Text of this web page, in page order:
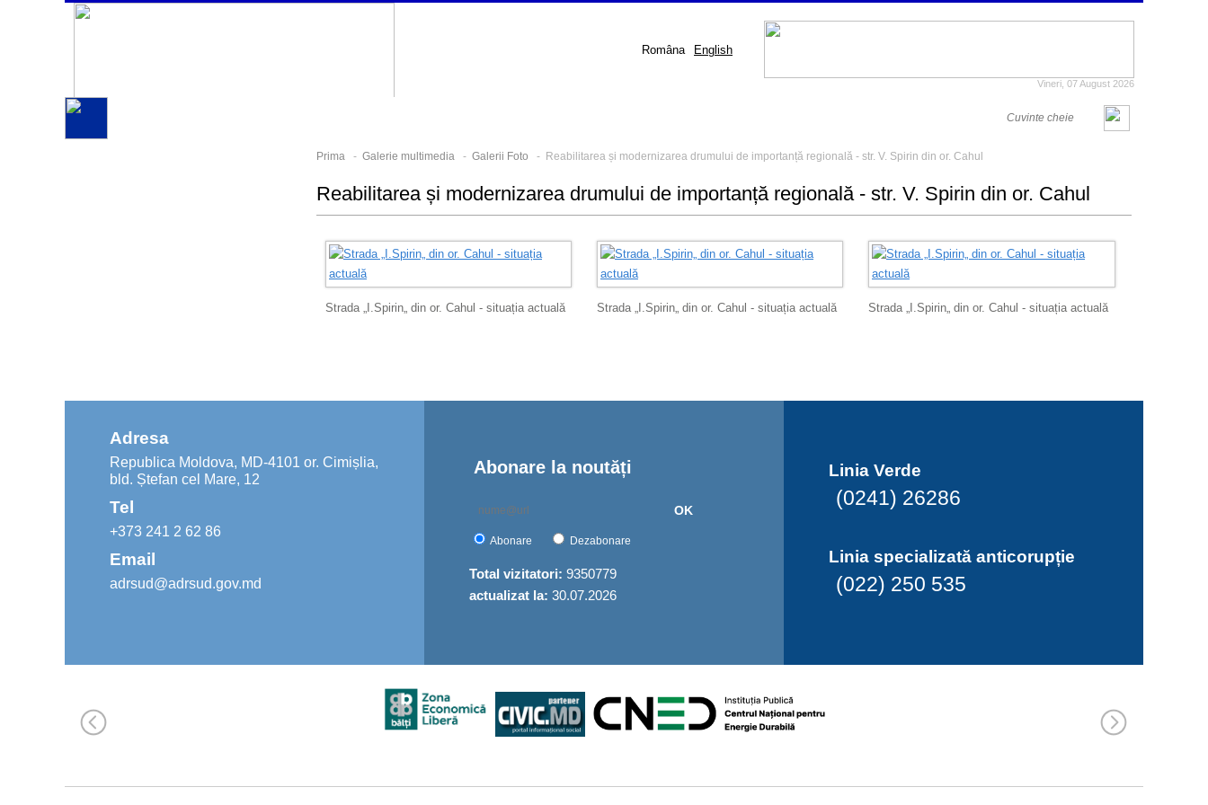
Româna English
Vineri, 07 August 2026
Prima - Galerie multimedia - Galerii Foto - Reabilitarea și modernizarea drumului de importanță regională - str. V. Spirin din or. Cahul
Reabilitarea și modernizarea drumului de importanță regională - str. V. Spirin din or. Cahul
Strada „I.Spirin„ din or. Cahul - situația actuală Strada „I.Spirin„ din or. Cahul - situația actuală Strada „I.Spirin„ din or. Cahul - situația actuală
Adresa
Republica Moldova, MD-4101 or. Cimișlia,
bld. Ștefan cel Mare, 12
Tel
+373 241 2 62 86
Email
adrsud@adrsud.gov.md
Abonare la noutăți
OK
Abonare Dezabonare
Total vizitatori: 9350779
actualizat la: 30.07.2026
Linia Verde
(0241) 26286
Linia specializată anticorupție
(022) 250 535